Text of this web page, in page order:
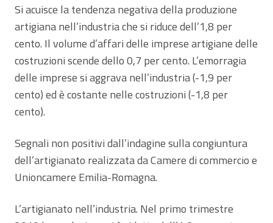
Si acuisce la tendenza negativa della produzione
artigiana nell’industria che si riduce dell’1,8 per
cento. Il volume d’affari delle imprese artigiane delle
costruzioni scende dello 0,7 per cento. L’emorragia
delle imprese si aggrava nell’industria (-1,9 per
cento) ed è costante nelle costruzioni (-1,8 per
cento).
Segnali non positivi dall’indagine sulla congiuntura
dell’artigianato realizzata da Camere di commercio e
Unioncamere Emilia-Romagna.
L’artigianato nell’industria. Nel primo trimestre